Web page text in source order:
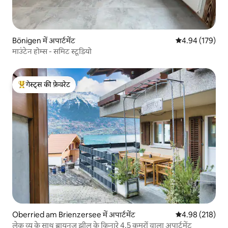
Bönigen में अपार्टमेंट औसत रेटिंग 5 में से
4.94 (179)
माउंटेन होम्स - समिट स्टूडियो
गेस्ट्स का टॉप फ़ेवरेट
गेस्ट्स की फ़ेवरेट
Oberried am Brienzersee में अपार्टमेंट औसत रेटिंग 5 में से
4.98 (218)
लेक व्यू के साथ ब्रायनज़ झील के किनारे 4.5 कमरों वाला अपार्टमेंट